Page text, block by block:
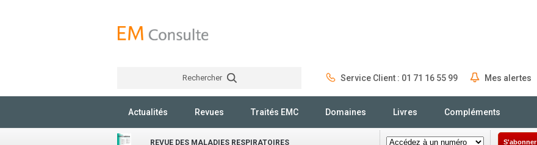
Rechercher Service Client : 01 71 16 55 99 Mes alertes
Actualités Revues Traités EMC Domaines Livres Compléments
REVUE DES MALADIES RESPIRATOIRES S'abonner